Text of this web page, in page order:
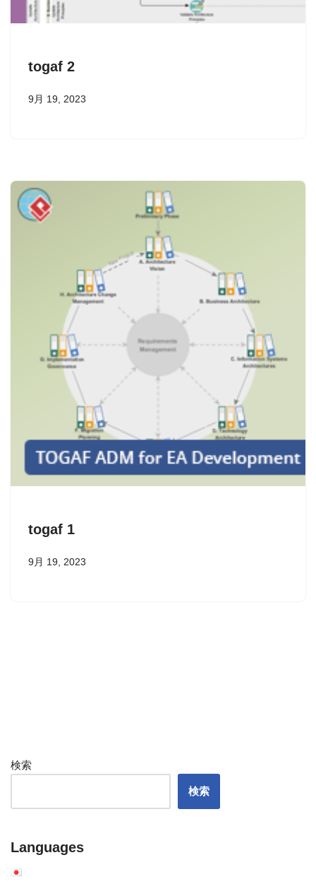
togaf 2
9月 19, 2023
togaf 1
9月 19, 2023
検索
検索
Languages